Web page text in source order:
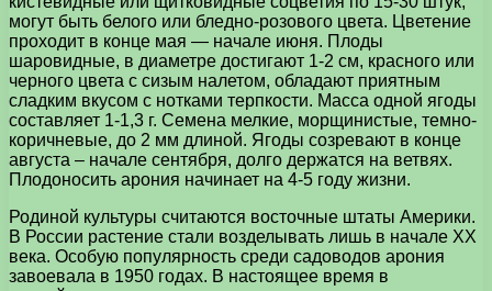
могут быть белого или бледно-розового цвета. Цветение
проходит в конце мая — начале июня. Плоды
шаровидные, в диаметре достигают 1-2 см, красного или
черного цвета с сизым налетом, обладают приятным
сладким вкусом с нотками терпкости. Масса одной ягоды
составляет 1-1,3 г. Семена мелкие, морщинистые, темно-
коричневые, до 2 мм длиной. Ягоды созревают в конце
августа – начале сентября, долго держатся на ветвях.
Плодоносить арония начинает на 4-5 году жизни.
Родиной культуры считаются восточные штаты Америки.
В России растение стали возделывать лишь в начале XX
века. Особую популярность среди садоводов арония
завоевала в 1950 годах. В настоящее время в